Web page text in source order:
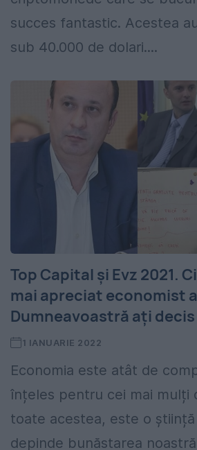
succes fantastic. Acestea
sub 40.000 de dolari....
Top Capital și Evz 2021.
mai apreciat economist
Dumneavoastră ați decis
1 IANUARIE 2022
Economia este atât de
înțeles pentru cei mai mulți
toate acestea, este o
depinde bunăstarea